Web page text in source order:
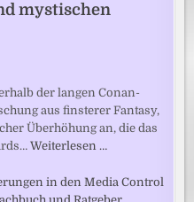
mystischen
der langen Conan-
aus finsterer Fantasy,
Überhöhung an, die das
Weiterlesen …